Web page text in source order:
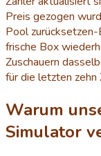
Preis gezogen
Pool
frische Box
Zuschauern
für die letzten zehn
Warum
Simulator